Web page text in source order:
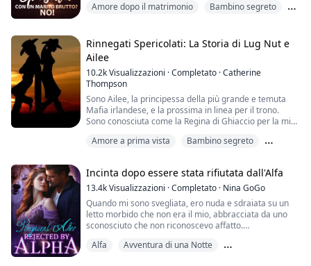
Tuttavia, dopo il matrimonio, ho scoperto che
Amore dopo il matrimonio
Bambino segreto
Rinnegati Spericolati: La Storia di Lug Nut e
Ailee
10.2kVisualizzazioni ·Completato ·Catherine
Thompson
Sono Ailee, la principessa della più grande e temuta
Mafia irlandese, e la prossima in linea per il trono.
Sono conosciuta come la Regina di Ghiaccio per la mia
per trovare mio padre e ottenere il suo midollo osseo
residente non cattura ...
Amore a prima vista
Bambino segreto
Incinta dopo essere stata rifiutata dall'Alfa
13.4kVisualizzazioni ·Completato · Nina GoGo
Quando mi sono svegliata, ero nuda e sdraiata su un
letto morbido che non era il mio, abbracciata da uno
sconosciuto che non riconoscevo affatto.
gambe, e quasi urlai.
Alfa
Avventura di una Notte